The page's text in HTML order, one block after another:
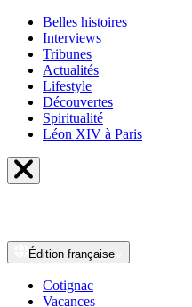
Belles histoires
Interviews
Tribunes
Actualités
Lifestyle
Découvertes
Spiritualité
Léon XIV à Paris
Édition française
Cotignac
Vacances